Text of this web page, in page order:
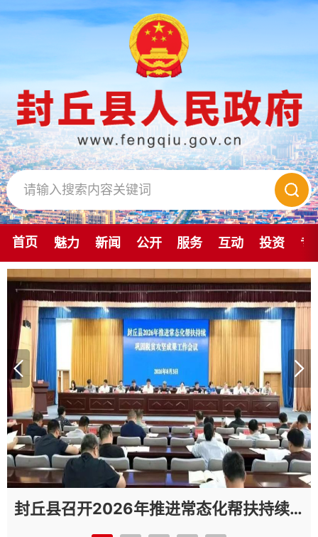
首页 魅力 新闻 公开 服务 互动 投资 专
封丘县召开2026年推进常态化帮扶持续巩固拓展脱贫攻坚成果工作会议